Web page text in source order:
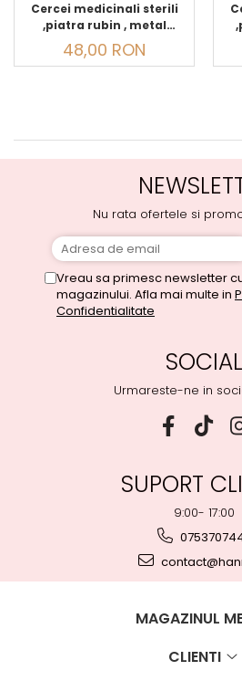
Cercei medicinali sterili
,piatra rubin , metal
argintiu IULIE
48,00 RON
Nu rata ofertele si
Vreau sa primesc newsletter
magazinului. Afla mai multe in
Confidentialitate
SOCIAL
Urmareste-ne in
SUPORT
9:00- 17:00
MAGAZINUL
CLIENTI